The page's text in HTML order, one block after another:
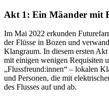
Akt 1: Ein Mäander mit
Im Mai 2022 erkunden
der Flüsse in Bozen und
Klangraum. In diesem ersten
mit einigen wenigen Requisiten
„Flussfreund:innen“ – lokalen
und Personen, die mit
des Flusses auf und ab.